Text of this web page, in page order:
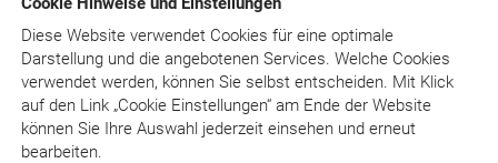
Diese Website verwendet Cookies für eine optimale
Darstellung und die angebotenen Services. Welche Cookies
verwendet werden, können Sie selbst entscheiden. Mit Klick
aufden Link „Cookie Einstellungen“ am Ende der Website
können Sie Ihre Auswahl jederzeit einsehen und erneut
bearbeiten.
Sie sind Hersteller von Praxis-Software und haben
Interesse, eine Schnittstelle zum
„Liebold/Raff/Wissing“ einzurichten?
Wir unterstützen Sie gerne und liefern Ihnen die aktuelle
Schnittstellenbeschreibung. Bitte schreiben Sie an